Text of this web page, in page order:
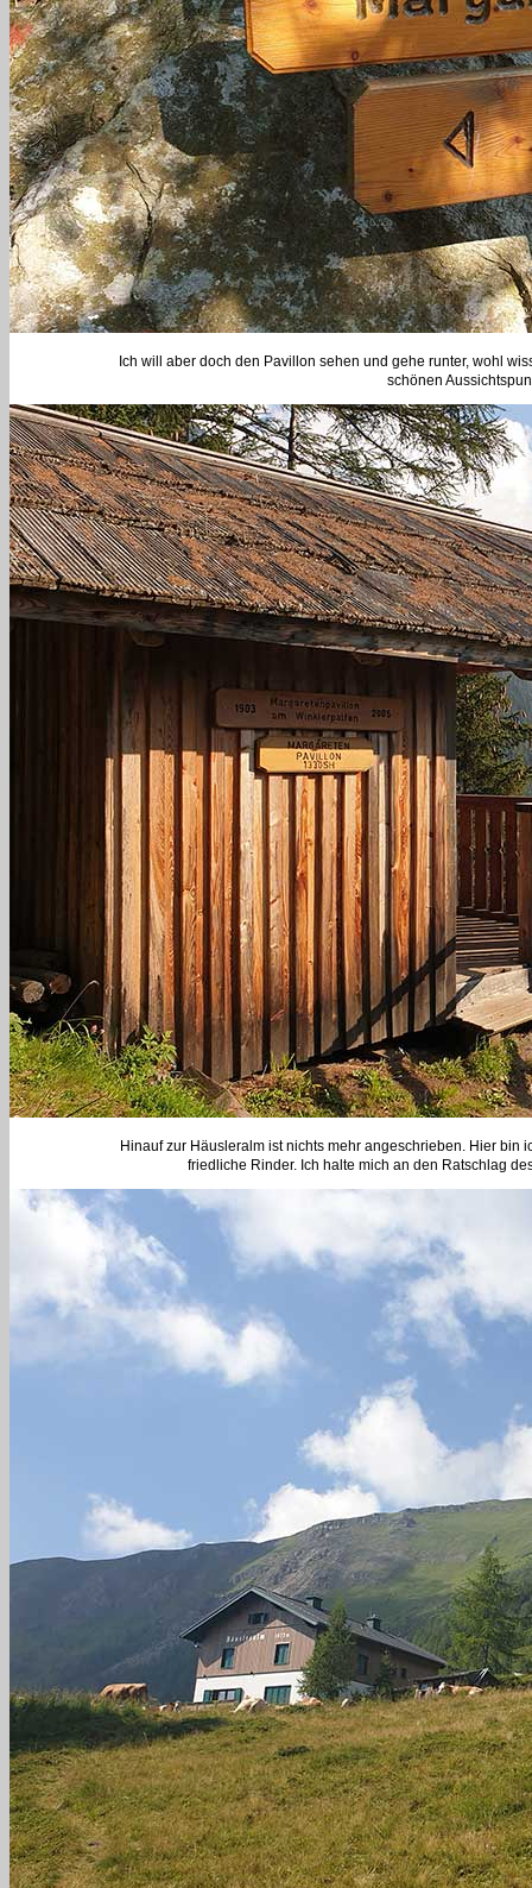
Ich will aber doch den Pavillon sehen und gehe runter, wohl
schönen
Hinauf zur Häusleralm ist nichts mehr angeschrieben. Hier
friedliche Rinder. Ich halte mich an den Ratschlag